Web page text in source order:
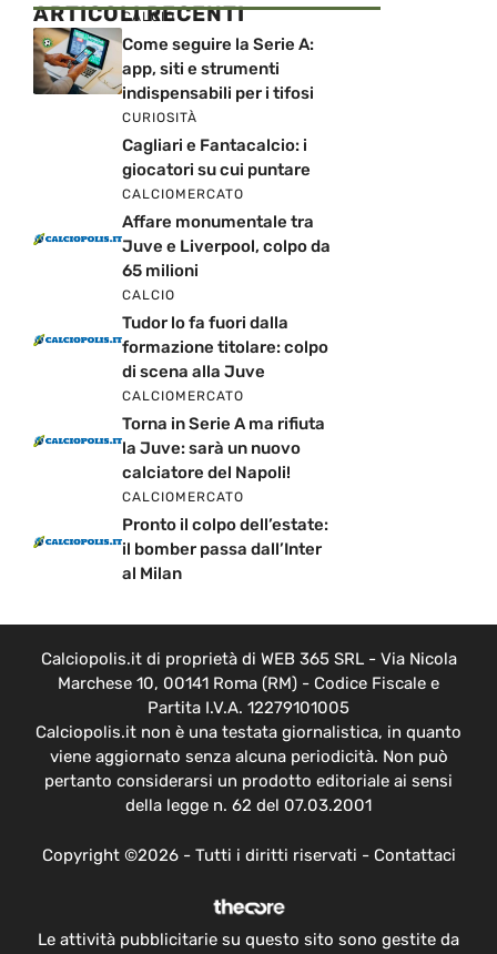
ARTICOLI RECENTI
CALCIO
Come seguire la Serie A:
app, siti e strumenti
indispensabili per i tifosi
CURIOSITÀ
Cagliari e Fantacalcio: i
giocatori su cui puntare
CALCIOMERCATO
Affare monumentale tra
Juve e Liverpool, colpo da
65 milioni
CALCIO
Tudor lo fa fuori dalla
formazione titolare: colpo
di scena alla Juve
CALCIOMERCATO
Torna in Serie A ma rifiuta
la Juve: sarà un nuovo
calciatore del Napoli!
CALCIOMERCATO
Pronto il colpo dell’estate:
il bomber passa dall’Inter
al Milan
Calciopolis.it di proprietà di WEB 365 SRL - Via Nicola
Marchese 10, 00141 Roma (RM) - Codice Fiscale e
Partita I.V.A. 12279101005
Calciopolis.it non è una testata giornalistica, in quanto
viene aggiornato senza alcuna periodicità. Non può
pertanto considerarsi un prodotto editoriale ai sensi
della legge n. 62 del 07.03.2001
Copyright ©2026 - Tutti i diritti riservati - Contattaci
Le attività pubblicitarie su questo sito sono gestite da